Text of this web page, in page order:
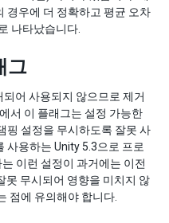
경우에 더 정확하고 평균 오차
나타났습니다.
그
어 사용되지 않으므로 제거
서 이 플래그는 설정 가능한
핑 설정을 무시하도록 잘못 사
사용하는 Unity 5.3으로 프로
이런 설정이 과거에는 이전
못 무시되어 영향을 미치지 않
점에 유의해야 합니다.